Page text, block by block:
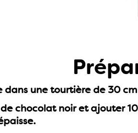
dans une tourtière de 30
chocolat noir et ajouter